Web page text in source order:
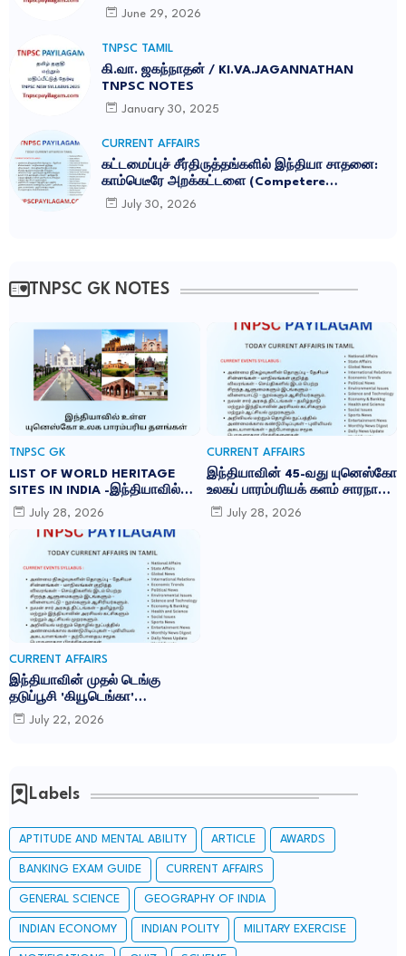
SYLLABUS UPDATED -2026
June 29, 2026
TNPSC TAMIL
கி.வா. ஜகந்நாதன் / KI.VA.JAGANNATHAN
TNPSC NOTES
January 30, 2025
CURRENT AFFAIRS
கட்டமைப்புச் சீர்திருத்தங்களில் இந்தியா சாதனை:
காம்பெடீரே அறக்கட்டளை (Competere
Foundation) வெளியிட்ட அறிக்கை
July 30, 2026
TNPSC GK NOTES
TNPSC GK
LIST OF WORLD HERITAGE
SITES IN INDIA -இந்தியாவில்
உள்ள 45 யுனெஸ்கோ உலக
பாரம்பரிய தளங்கள்:
July 28, 2026
CURRENT AFFAIRS
இந்தியாவின் 45-வது யுனெஸ்கோ
உலகப் பாரம்பரியக் களம் சாரநாத்:
TNPSC CURRENT AFFAIRS IN
TAMIL JULY 2026
July 28, 2026
CURRENT AFFAIRS
இந்தியாவின் முதல் டெங்கு
தடுப்பூசி 'கியூடெங்கா'
(Qdenga): TNPSC CURRENT
AFFAIRS IN TAMIL JULY 2026
July 22, 2026
Labels
APTITUDE AND MENTAL ABILITY ARTICLE AWARDS
BANKING EXAM GUIDE CURRENT AFFAIRS
GENERAL SCIENCE GEOGRAPHY OF INDIA
INDIAN ECONOMY INDIAN POLITY MILITARY EXERCISE